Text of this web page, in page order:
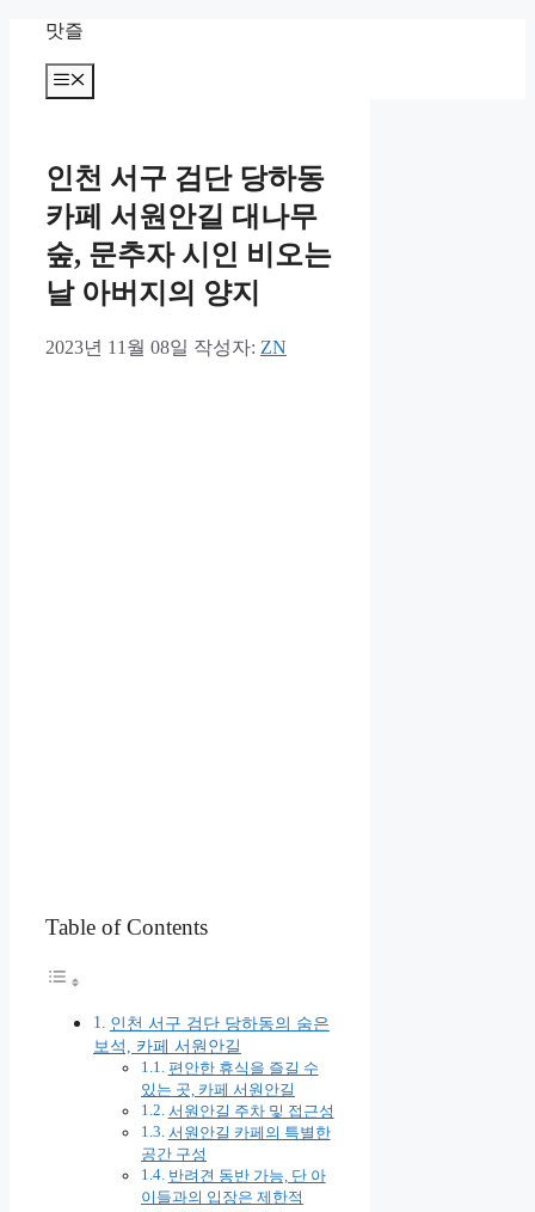
맛즐
메
뉴
인천 서구 검단 당하동
카페 서원안길 대나무
숲, 문추자 시인 비오는
날 아버지의 양지
2023년 11월 08일 작성자: ZN
Table of Contents
인천 서구 검단 당하동의 숨은
보석, 카페 서원안길
편안한 휴식을 즐길 수
있는 곳, 카페 서원안길
서원안길 주차 및 접근성
서원안길 카페의 특별한
공간 구성
반려견 동반 가능, 단 아
이들과의 입장은 제한적